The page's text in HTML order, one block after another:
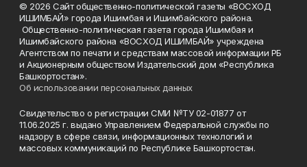
© 2026 Сайт общественно-политической газеты «ВОСХОД
ИШИМБАЙ» города Ишимбая и Ишимбайского района.
Общественно-политическая газета города Ишимбая и
Ишимбайского района «ВОСХОД ИШИМБАЙ» учреждена
Агентством по печати и средствам массовой информации РБ
и Акционерным обществом Издательский дом «Республика
Башкортостан».
Об использовании персональных данных
Свидетельство о регистрации СМИ №ТУ 02-01877 от
11.06.2025 г. выдано Управлением Федеральной службы по
надзору в сфере связи, информационных технологий и
массовых коммуникаций по Республике Башкортостан.